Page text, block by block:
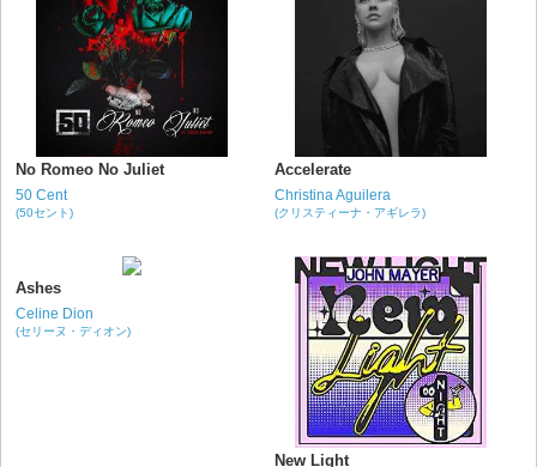
No Romeo No Juliet
50 Cent
(50セント)
Accelerate
Christina Aguilera
(クリスティーナ・アギレラ)
Ashes
Celine Dion
(セリーヌ・ディオン)
New Light